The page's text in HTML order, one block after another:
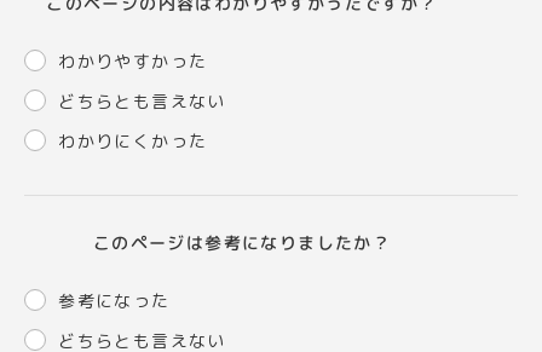
わかりやすかった
どちらとも言えない
わかりにくかった
このページは参考になりましたか？
参考になった
どちらとも言えない